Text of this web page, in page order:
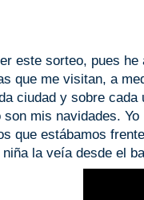
este sorteo, pues
que me visitan, a
ciudad y sobre
mis navidades.
que estábamos
niña la veía desde el